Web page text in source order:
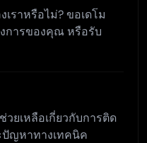
ราหรือไม่? ขอเดโม
การของคุณ หรือรับ
ยเหลือเกี่ยวกับการติด
ปัญหาทางเทคนิค